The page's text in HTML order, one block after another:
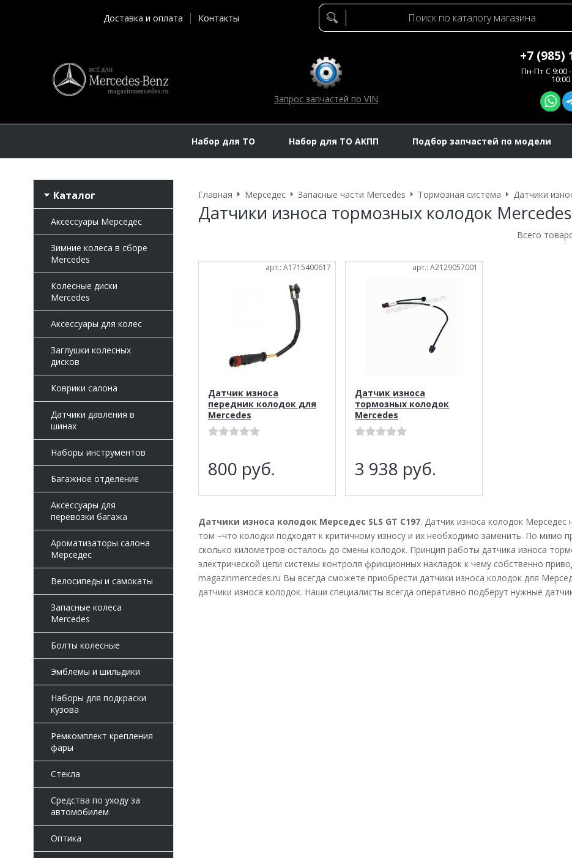
Доставка и оплата Контакты
Запрос запчастей по VIN
+7 (985)
Пн-Пт C 9:00
Набор для ТО Набор для ТО АКПП Подбор запчастей по модели
Каталог
Аксессуары Мерседес
Зимние колеса в сборе
Mercedes
Колесные диски
Mercedes
Аксессуары для колес
Заглушки колесных
дисков
Коврики салона
Датчики давления в
шинах
Наборы инструментов
Багажное отделение
Аксессуары для
перевозки багажа
Ароматизаторы салона
Мерседес
Велосипеды и самокаты
Запасные колеса
Mercedes
Болты колесные
Эмблемы и шильдики
Наборы для подкраски
кузова
Ремкомплект крепления
фары
Стекла
Средства по уходу за
автомобилем
Оптика
Главная Мерседес Запасные части Mercedes Тормозная система Датчики
Датчики износа тормозных колодок Mercedes
Всего
арт.: A1715400617
Датчик износа
передник колодок для
Mercedes
800 руб.
арт.: A2129057001
Датчик износа
тормозных колодок
Mercedes
3 938 руб.
Датчики износа колодок Мерседес SLS GT C197. Датчик износа колодок
том –что колодки подходят к критичному износу и их необходимо заменить. По мимо
сколько километров осталось до смены колодок. Принцип работы датчика износа
электрической цепи системы контроля фрикционных накладок к чему собственно
magazinmercedes.ru Вы всегда сможете приобрести датчики износа колодок для
датчики износа колодок. Наши специалисты всегда оперативно подберут нужные